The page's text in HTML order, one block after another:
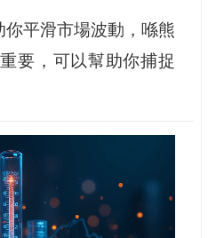
平滑市場波動，喺熊
要，可以幫助你捕捉